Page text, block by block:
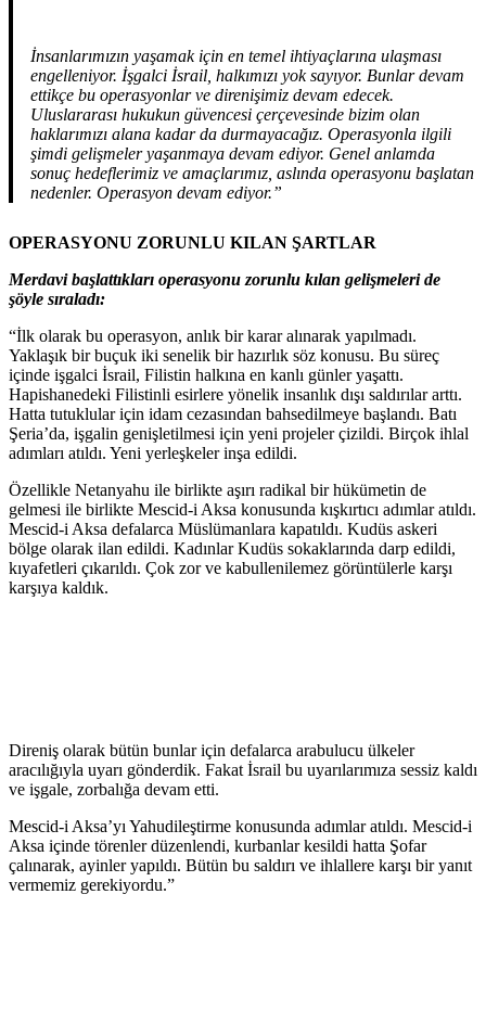
İnsanlarımızın yaşamak için en temel ihtiyaçlarına ulaşması
engelleniyor. İşgalci İsrail, halkımızı yok sayıyor. Bunlar devam
ettikçe bu operasyonlar ve direnişimiz devam edecek.
Uluslararası hukukun güvencesi çerçevesinde bizim olan
haklarımızı alana kadar da durmayacağız. Operasyonla ilgili
şimdi gelişmeler yaşanmaya devam ediyor. Genel anlamda
sonuç hedeflerimiz ve amaçlarımız, aslında operasyonu başlatan
nedenler. Operasyon devam ediyor.”
OPERASYONU ZORUNLU KILAN ŞARTLAR
Merdavi başlattıkları operasyonu zorunlu kılan gelişmeleri de
şöyle sıraladı:
“İlk olarak bu operasyon, anlık bir karar alınarak yapılmadı.
Yaklaşık bir buçuk iki senelik bir hazırlık söz konusu. Bu süreç
içinde işgalci İsrail, Filistin halkına en kanlı günler yaşattı.
Hapishanedeki Filistinli esirlere yönelik insanlık dışı saldırılar arttı.
Hatta tutuklular için idam cezasından bahsedilmeye başlandı. Batı
Şeria’da, işgalin genişletilmesi için yeni projeler çizildi. Birçok ihlal
adımları atıldı. Yeni yerleşkeler inşa edildi.
Özellikle Netanyahu ile birlikte aşırı radikal bir hükümetin de
gelmesi ile birlikte Mescid-i Aksa konusunda kışkırtıcı adımlar atıldı.
Mescid-i Aksa defalarca Müslümanlara kapatıldı. Kudüs askeri
bölge olarak ilan edildi. Kadınlar Kudüs sokaklarında darp edildi,
kıyafetleri çıkarıldı. Çok zor ve kabullenilemez görüntülerle karşı
karşıya kaldık.
Direniş olarak bütün bunlar için defalarca arabulucu ülkeler
aracılığıyla uyarı gönderdik. Fakat İsrail bu uyarılarımıza sessiz kaldı
ve işgale, zorbalığa devam etti.
Mescid-i Aksa’yı Yahudileştirme konusunda adımlar atıldı. Mescid-i
Aksa içinde törenler düzenlendi, kurbanlar kesildi hatta Şofar
çalınarak, ayinler yapıldı. Bütün bu saldırı ve ihlallere karşı bir yanıt
vermemiz gerekiyordu.”